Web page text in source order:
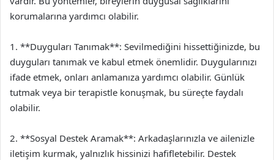
korumalarına yardımcı olabilir.
1. **Duyguları Tanımak**: Sevilmediğini hissettiğinizde, bu
duyguları tanımak ve kabul etmek önemlidir. Duygularınızı
ifade etmek, onları anlamanıza yardımcı olabilir. Günlük
tutmak veya bir terapistle konuşmak, bu süreçte faydalı
olabilir.
2. **Sosyal Destek Aramak**: Arkadaşlarınızla ve ailenizle
iletişim kurmak, yalnızlık hissinizi hafifletebilir. Destek